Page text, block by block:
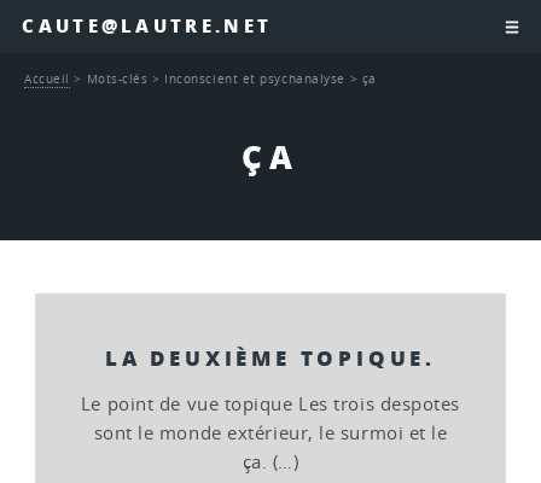
CAUTE@LAUTRE.NET
ÇA
Accueil > Mots-clés > Inconscient et psychanalyse > ça
LA DEUXIÈME TOPIQUE.
Le point de vue topique Les trois despotes
sont le monde extérieur, le surmoi et le
ça. (…)